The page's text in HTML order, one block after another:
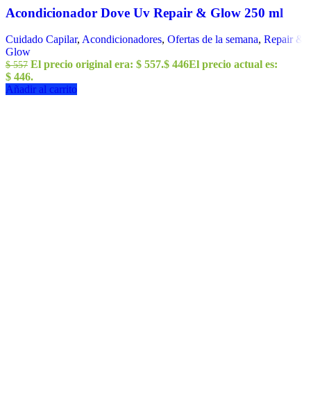
Acondicionador Dove Uv Repair & Glow 250 ml
Cuidado Capilar, Acondicionadores, Ofertas de la semana, Repair &
Glow
$557 El precio original era: $ 557.$ 446El precio actual es:
$ 446.
Añadir al carrito